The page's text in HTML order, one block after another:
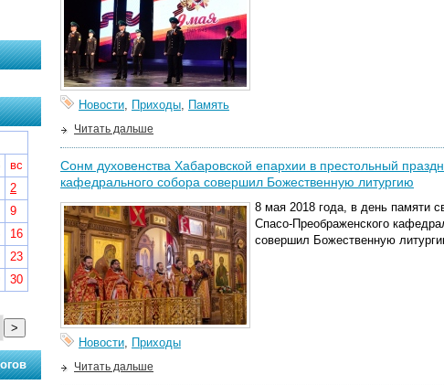
Новости, Приходы, Память
Читать дальше
Сонм духовенства Хабаровской епархии в престольный
кафедрального собора совершил Божественную литургию
8 мая 2018 года, в день памяти
Спасо-Преображенского
совершил Божественную
Новости, Приходы
Читать дальше
вс
2
9
16
23
30
>